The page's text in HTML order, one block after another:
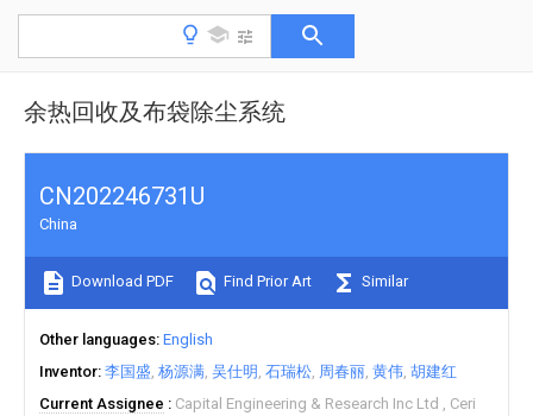
余热回收及布袋除尘系统
CN202246731U
China
Download PDF Find Prior Art Similar
Other languages English
Inventor 李国盛 杨源满 吴仕明 石瑞松 周春丽 黄伟 胡建红
Current Assignee
Capital Engineering & Research Inc Ltd
Ceri